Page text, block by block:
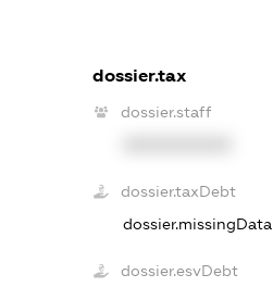
dossier.tax
dossier.staff
dossier.taxDebt
dossier.missingData
dossier.esvDebt